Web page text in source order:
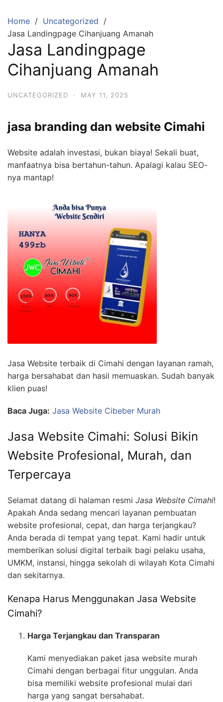
content
Home
Uncategorized
Jasa Landingpage Cihanjuang Amanah
Jasa Landingpage
Cihanjuang Amanah
UNCATEGORIZED · MAY 11, 2025
jasa branding dan website Cimahi
Website adalah investasi, bukan biaya! Sekali buat,
manfaatnya bisa bertahun-tahun. Apalagi kalau SEO-
nya mantap!
Jasa Website terbaik di Cimahi dengan layanan ramah,
harga bersahabat dan hasil memuaskan. Sudah banyak
klien puas!
Baca Juga: Jasa Website Cibeber Murah
Jasa Website Cimahi: Solusi Bikin
Website Profesional, Murah, dan
Terpercaya
Selamat datang di halaman resmi Jasa Website Cimahi!
Apakah Anda sedang mencari layanan pembuatan
website profesional, cepat, dan harga terjangkau?
Anda berada di tempat yang tepat. Kami hadir untuk
memberikan solusi digital terbaik bagi pelaku usaha,
UMKM, instansi, hingga sekolah di wilayah Kota Cimahi
dan sekitarnya.
Kenapa Harus Menggunakan Jasa Website
Cimahi?
Harga Terjangkau dan Transparan
Kami menyediakan paket jasa website murah
Cimahi dengan berbagai fitur unggulan. Anda
bisa memiliki website profesional mulai dari
harga yang sangat bersahabat.